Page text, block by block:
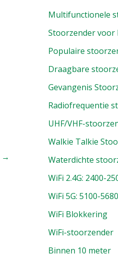
→
Multifunctionele
Stoorzender voor
Populaire
Draagbare
Gevangenis
Radiofrequentie
UHF/VHF-
Walkie Talkie
Waterdichte
WiFi 2.4G: 2400-
WiFi 5G: 5100-
WiFi Blokkering
WiFi-stoorzender
Binnen 10 meter